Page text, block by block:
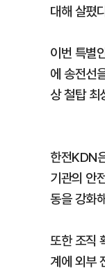
대해 살폈
이번 특별
에 송전선
상 철탑 최
한전KDN
기관의 안
동을 강화
또한 조직
계에 외부